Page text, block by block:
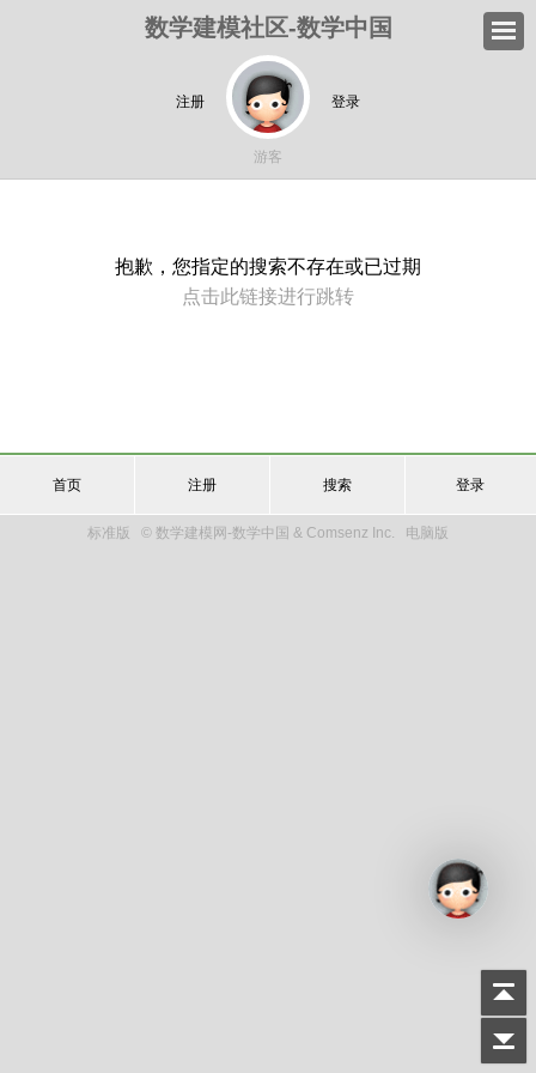
数学建模社区-数学中国
注册 登录
游客
抱歉，您指定的搜索不存在或已过期
点击此链接进行跳转
首页 注册 搜索 登录
标准版 © 数学建模网-数学中国 & Comsenz Inc. 电脑版